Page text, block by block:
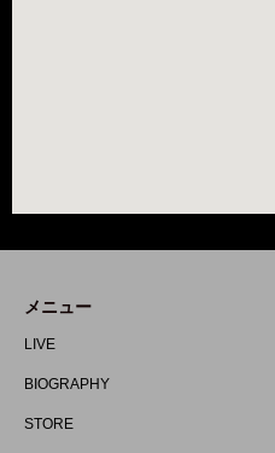
メニュー
LIVE
BIOGRAPHY
STORE